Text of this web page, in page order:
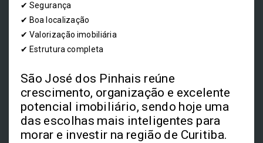
✔ Segurança
✔ Boa localização
✔ Valorização imobiliária
✔ Estrutura completa
São José dos Pinhais reúne
crescimento, organização e excelente
potencial imobiliário, sendo hoje uma
das escolhas mais inteligentes para
morar e investir na região de Curitiba.